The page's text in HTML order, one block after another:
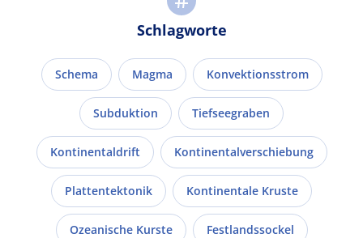
Schlagworte
Schema Magma Konvektionsstrom
Subduktion Tiefseegraben
Kontinentaldrift Kontinentalverschiebung
Plattentektonik Kontinentale Kruste
Ozeanische Kurste Festlandssockel